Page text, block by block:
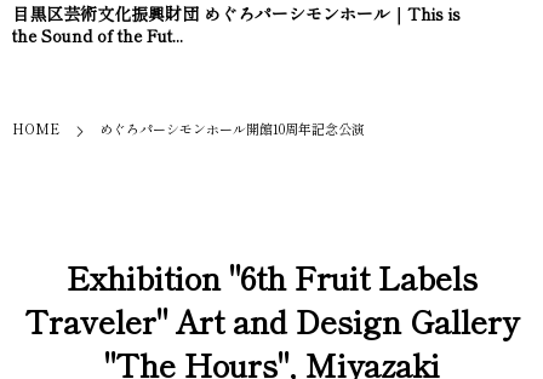
目黒区芸術文化振興財団 めぐろパーシモンホール｜This is
the Sound of the Fut...
HOME めぐろパーシモンホール開館10周年記念公演
Exhibition "6th Fruit Labels
Traveler" Art and Design Gallery
"The Hours", Miyazaki